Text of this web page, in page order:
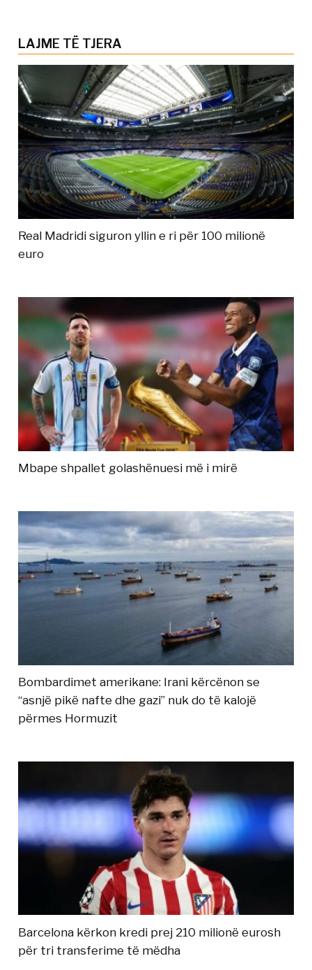
LAJME TË TJERA
Real Madridi siguron yllin e ri për 100 milionë
euro
Mbape shpallet golashënuesi më i mirë
Bombardimet amerikane: Irani kërcënon se
“asnjë pikë nafte dhe gazi” nuk do të kalojë
përmes Hormuzit
Barcelona kërkon kredi prej 210 milionë eurosh
për tri transferime të mëdha